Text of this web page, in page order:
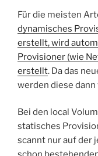
Für die meisten
dynamisches
erstellt, wird
Provisioner (wie
erstellt. Da das
werden diese
Bei den local
statisches
scannt nur auf der